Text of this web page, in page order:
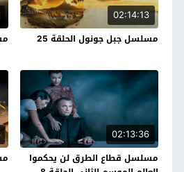
02:14:13
مسلسل جبل جونول الحلقة 25
02:13:36
مسلسل قطاع الطرق لن يحكموا